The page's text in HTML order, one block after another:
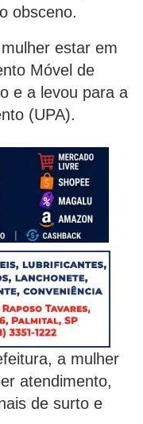
obsceno.
estar em
Móvel de
e a levou para a
(UPA).
a mulher
atendimento,
de surto e